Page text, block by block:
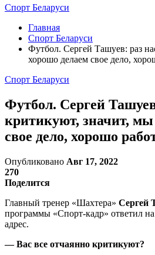
Спорт Беларуси
Главная
Спорт Беларуси
Футбол. Сергей Ташуев: раз
хорошо делаем свое дело,
Спорт Беларуси
Футбол. Сергей
критикуют, значит,
свое дело, хорошо
Опубликовано Авг 17, 2022
270
Поделится
Главный тренер «Шахтера» Сергей
программы «Спорт-кадр» ответил
адрес.
— Вас все отчаянно критикуют?